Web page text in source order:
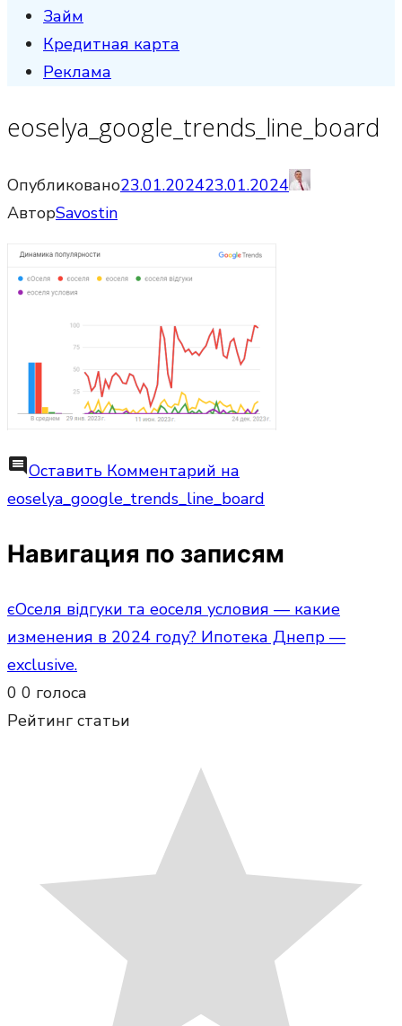
Займ
Кредитная карта
Реклама
eoselya_google_trends_line_board
Опубликовано23.01.202423.01.2024
АвторSavostin
commentОставить Комментарий на
eoselya_google_trends_line_board
Навигация по записям
єОселя відгуки та еоселя условия — какие
изменения в 2024 году? Ипотека Днепр —
exclusive.
0 0 голоса
Рейтинг статьи